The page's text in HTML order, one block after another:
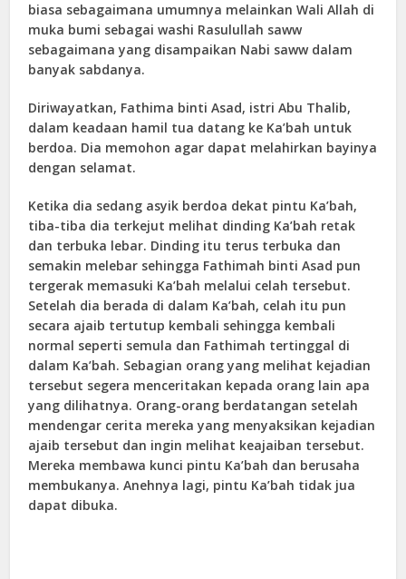
biasa sebagaimana umumnya melainkan Wali Allah di
muka bumi sebagai washi Rasulullah saww
sebagaimana yang disampaikan Nabi saww dalam
banyak sabdanya.
Diriwayatkan, Fathima binti Asad, istri Abu Thalib,
dalam keadaan hamil tua datang ke Ka’bah untuk
berdoa. Dia memohon agar dapat melahirkan bayinya
dengan selamat.
Ketika dia sedang asyik berdoa dekat pintu Ka’bah,
tiba-tiba dia terkejut melihat dinding Ka’bah retak
dan terbuka lebar. Dinding itu terus terbuka dan
semakin melebar sehingga Fathimah binti Asad pun
tergerak memasuki Ka’bah melalui celah tersebut.
Setelah dia berada di dalam Ka’bah, celah itu pun
secara ajaib tertutup kembali sehingga kembali
normal seperti semula dan Fathimah tertinggal di
dalam Ka’bah. Sebagian orang yang melihat kejadian
tersebut segera menceritakan kepada orang lain apa
yang dilihatnya. Orang-orang berdatangan setelah
mendengar cerita mereka yang menyaksikan kejadian
ajaib tersebut dan ingin melihat keajaiban tersebut.
Mereka membawa kunci pintu Ka’bah dan berusaha
membukanya. Anehnya lagi, pintu Ka’bah tidak jua
dapat dibuka.